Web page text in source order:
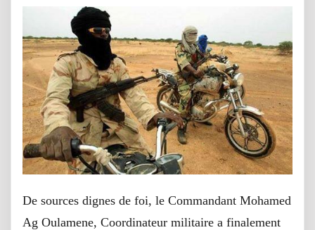
De sources dignes de foi, le Commandant Mohamed
Ag Oulamene, Coordinateur militaire a finalement